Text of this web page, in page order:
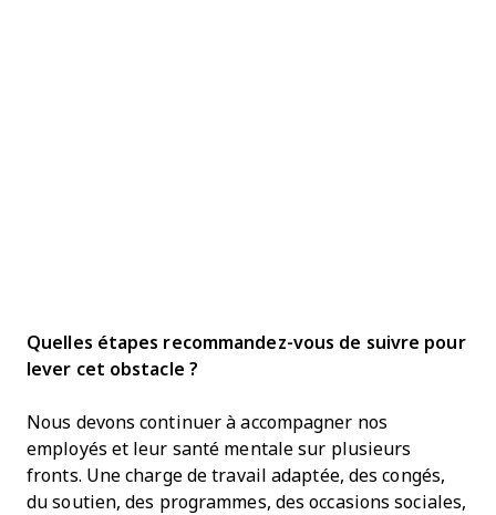
Quelles étapes recommandez-vous de suivre pour
lever cet obstacle ?
Nous devons continuer à accompagner nos
employés et leur santé mentale sur plusieurs
fronts. Une charge de travail adaptée, des congés,
du soutien, des programmes, des occasions sociales,